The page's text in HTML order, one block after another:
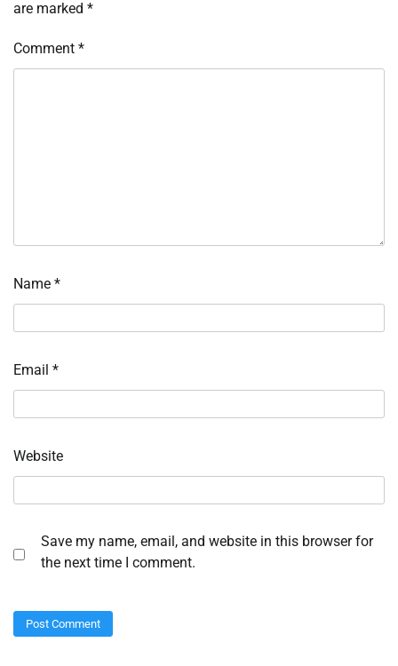
are marked *
Comment *
Name *
Email *
Website
Save my name, email, and website in this browser for
the next time I comment.